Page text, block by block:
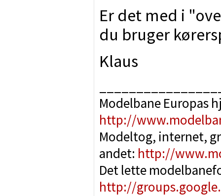
Er det med i
du bruger
Klaus
Modelbane Europas
http://
Modeltog, internet,
andet: http://
Det lette
http://